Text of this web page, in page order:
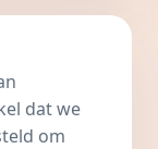
dat we
om